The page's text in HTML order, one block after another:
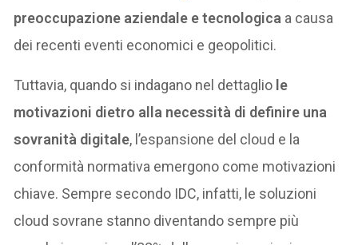
preoccupazione aziendale e tecnologica a causa
dei recenti eventi economici e geopolitici.
Tuttavia, quando si indagano nel dettaglio le
motivazioni dietro alla necessità di definire una
sovranità digitale, l’espansione del cloud e la
conformità normativa emergono come motivazioni
chiave. Sempre secondo IDC, infatti, le soluzioni
cloud sovrane stanno diventando sempre più